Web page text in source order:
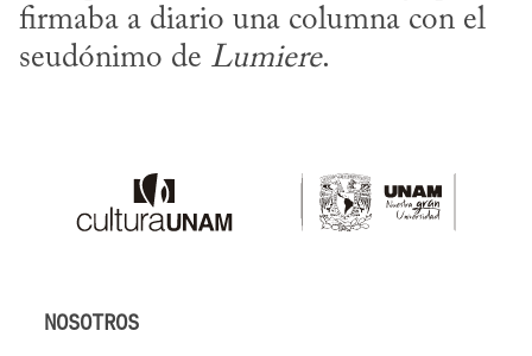
firmaba a diario una columna con el
seudónimo de Lumiere.
NOSOTROS